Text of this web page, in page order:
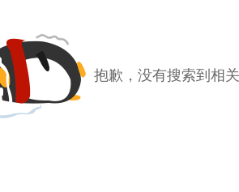
抱歉，没有搜索到相